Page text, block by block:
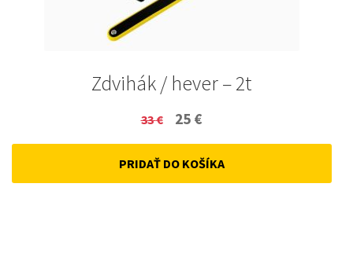
Zdvihák / hever – 2t
33€
Original
price
was:
25 €
price
is:
PRIDAŤ DO KOŠÍKA